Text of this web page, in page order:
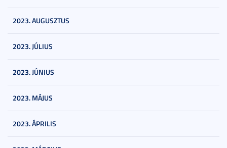
2023. AUGUSZTUS
2023. JÚLIUS
2023. JÚNIUS
2023. MÁJUS
2023. ÁPRILIS